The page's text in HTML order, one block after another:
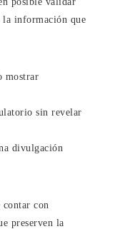
la información que
mostrar
sin revelar
divulgación
contar con
preserven la